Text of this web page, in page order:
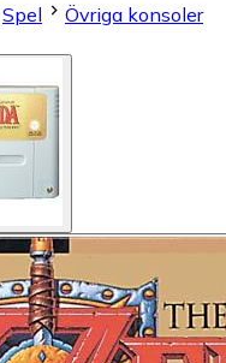
Spel
Övriga konsoler